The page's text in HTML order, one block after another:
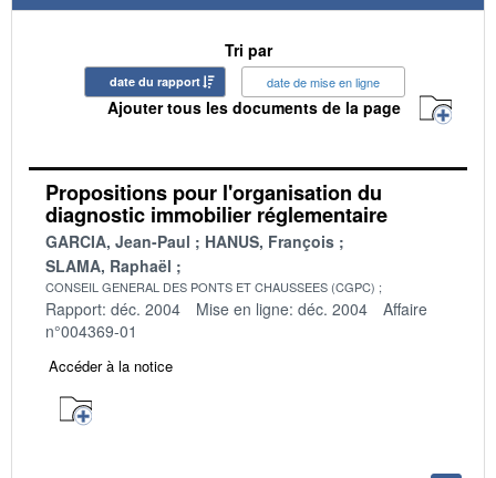
Tri par
date du rapport date de mise en ligne
Ajouter tous les documents de la page
Propositions pour l'organisation du
diagnostic immobilier réglementaire
GARCIA, Jean-Paul
HANUS, François
SLAMA, Raphaël
CONSEIL GENERAL DES PONTS ET CHAUSSEES (CGPC)
Rapport: déc. 2004 Mise en ligne: déc. 2004
Affaire
n°004369-01
Accéder à la notice